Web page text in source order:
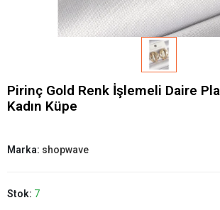
Pirinç Gold Renk İşlemeli Daire
Kadın Küpe
Marka: shopwave
Stok: 7